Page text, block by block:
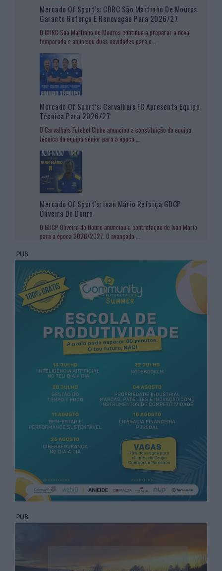
Mercado Of Sport’s: CDRC São Martinho De Mouros
Garante Reforço E Renovação Para 2026/27
O CDRC São Martinho de Mouros continua a preparar a nova
temporada e anunciou duas novidades para o
Mercado Of Sport’s: Carvalhais FC Apresenta Equipa
Técnica Para 2026/27
O Carvalhais Futebol Clube anunciou a constituição da equipa
técnica da equipa sénior para a época
Mercado Of Sport’s: Ivan Mário Reforça GDCP
Oliveira Do Douro
O GDCP Oliveira do Douro anunciou a contratação de Ivan Mário
para a época 2026/2027. O avançado